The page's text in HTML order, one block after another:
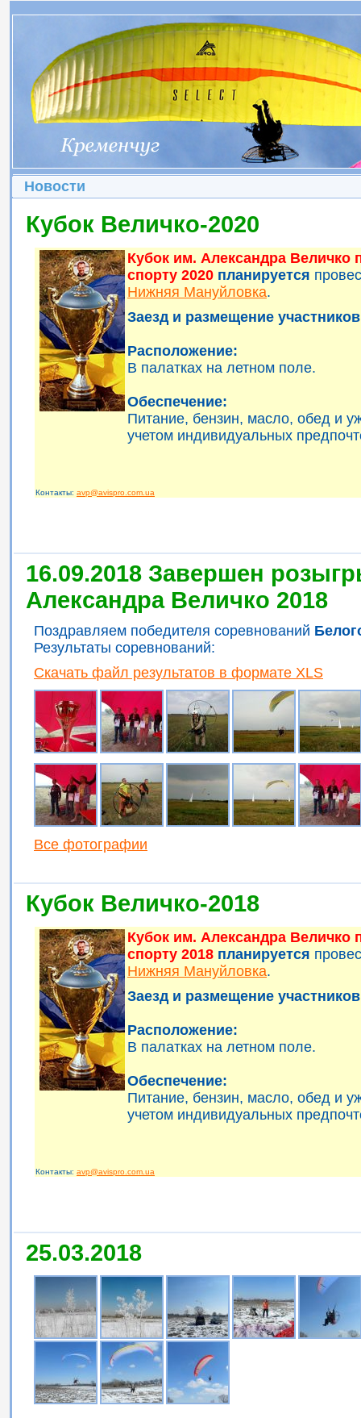
Новости
Кубок Величко-2020
Кубок им. Александра Величко
спорту 2020 планируется
Нижняя Мануйловка.
Заезд и размещение
Расположение:
В палатках на летном поле.
Обеспечение:
Питание, бензин, масло, обед и
учетом индивидуальных
Контакты: avp@avispro.com.ua
16.09.2018 Завершен
Александра Величко 2018
Поздравляем победителя соревнований
Результаты соревнований:
Скачать файл результатов в формате XLS
Все фотографии
Кубок Величко-2018
Кубок им. Александра Величко
спорту 2018 планируется
Нижняя Мануйловка.
Заезд и размещение
Расположение:
В палатках на летном поле.
Обеспечение:
Питание, бензин, масло, обед и
учетом индивидуальных
Контакты: avp@avispro.com.ua
25.03.2018